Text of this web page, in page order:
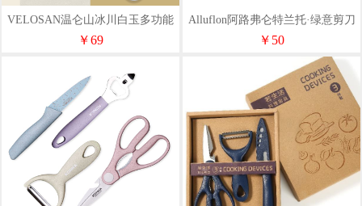
VELOSAN温仑山冰川白玉多功能
厨房剪刀VE026
￥69
Alluflon阿路弗仑特兰托·绿意剪刀
两件套
￥50